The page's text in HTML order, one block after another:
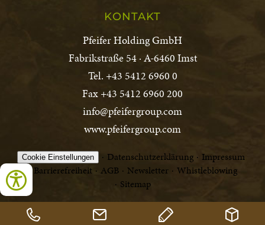
KONTAKT
Pfeifer Holding GmbH
Fabrikstraße 54 · A-6460 Imst
Tel. +43 5412 6960 0
Fax +43 5412 6960 200
info@pfeifergroup.com
www.pfeifergroup.com
Cookie Einstellungen Datenschutzerklärung
Impressum
Barrierefreiheit
AGB Newsletter
Whistleblowing
Sitemap